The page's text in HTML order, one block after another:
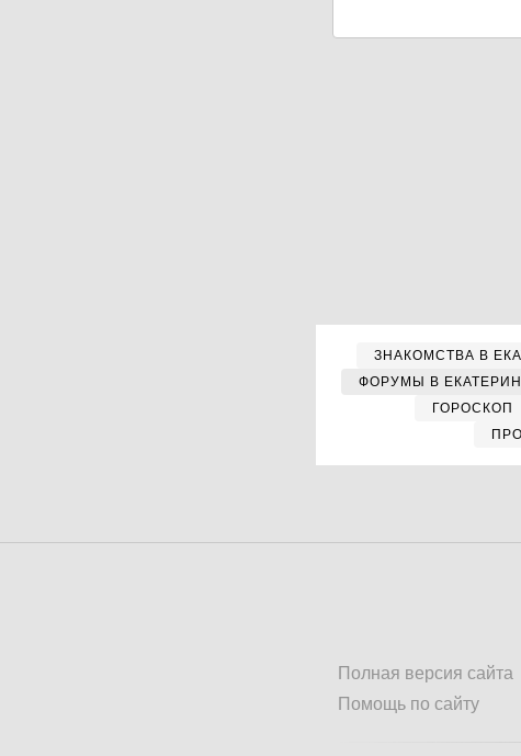
ЗНАКОМСТВА В
ФОРУМЫ В
ГОРОСКОП
Полная версия сайта
Помощь по сайту